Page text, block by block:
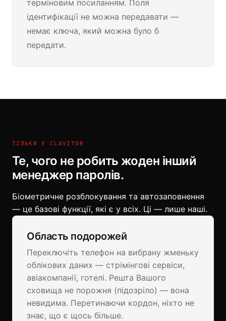
терміновим посиланням. Поля
ідентифікації не можна передавати —
немає ключа, який можна було б
передати.
ТІЛЬКИ У CLAVITOR
Те, чого не робить жоден інший
менеджер паролів.
Біометричне розблокування та автозаповнення
— це базові функції, які є у всіх. Ці — лише наші.
Область подорожей
Переключіть телефон на вибрану жменьку
облікових даних — стрімінгові сервіси,
авіакомпанії, готелі. Решта Вашого
сховища не порожня (підозріло) — вона
невидима. Перетинаючи кордон, ніхто не
знає, що є щось більше.